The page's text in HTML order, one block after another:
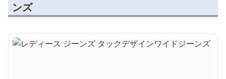
ンズ